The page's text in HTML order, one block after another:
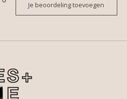
Je beoordeling toevoegen